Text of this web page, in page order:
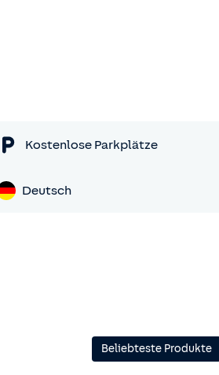
Kostenlose Parkplätze
Deutsch
Beliebteste Produkte